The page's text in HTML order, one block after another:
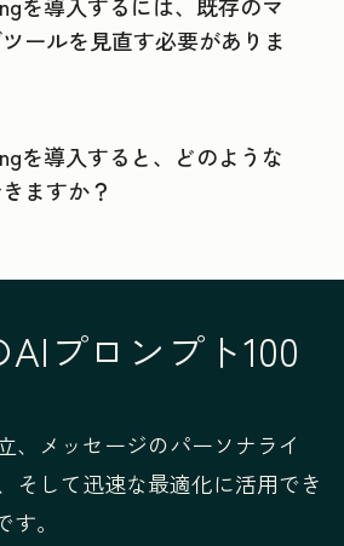
ールを見直す必要がありま
を導入すると、どのような
ますか？
プロンプト100
、メッセージのパーソナライ
そして迅速な最適化に活用でき
。